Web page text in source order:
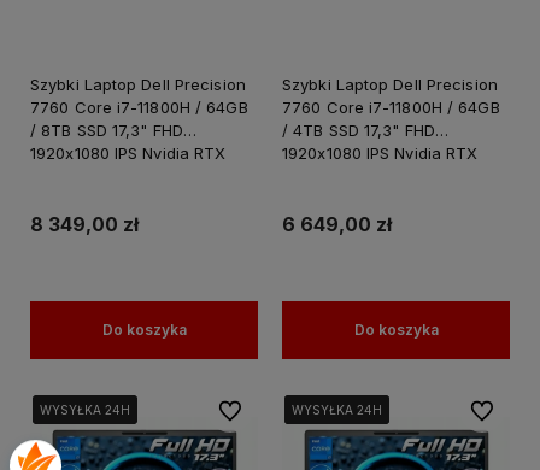
Szybki Laptop Dell Precision
7760 Core i7-11800H / 64GB
/ 8TB SSD 17,3" FHD
1920x1080 IPS Nvidia RTX
Projektowania
8 349,00 zł
Do koszyka
Szybki Laptop Dell Precision
7760 Core i7-11800H / 64GB
/ 4TB SSD 17,3" FHD
1920x1080 IPS Nvidia RTX
Projektowania
6 649,00 zł
Do koszyka
WYSYŁKA 24H
WYSYŁKA 24H
WYSYŁKA 24H Do ulubionychWYSYŁKA 24H
WYSYŁKA 24H
WYSYŁKA 24H
WYSYŁKA 24H Do